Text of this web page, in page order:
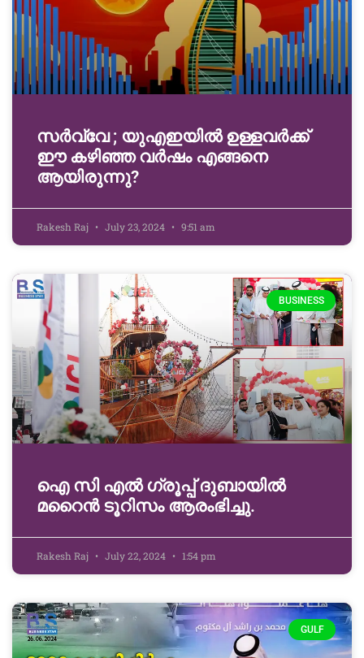
സർവ്വേ ; യുഎഇയിൽ ഉള്ളവർക്ക്
ഈ കഴിഞ്ഞ വർഷം എങ്ങനെ
ആയിരുന്നു?
Rakesh Raj July 23, 2024 9:51 am
BUSINESS
ഐ സി എൽ ഗ്രൂപ്പ് ദുബായിൽ
മറൈൻ ടൂറിസം ആരംഭിച്ചു.
Rakesh Raj July 22, 2024 1:54 pm
GULF